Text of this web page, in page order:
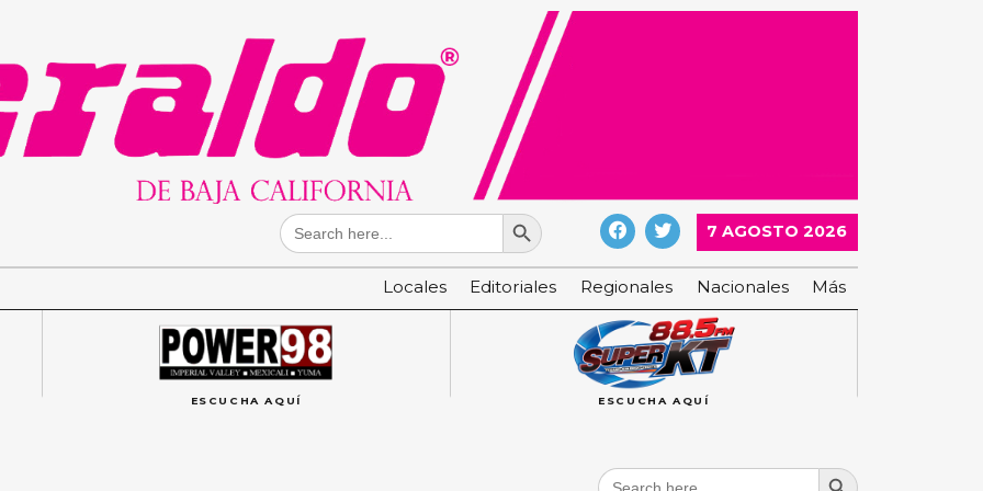
Search
for:
Search Button
7 AGOSTO 2026
Locales Editoriales Regionales Nacionales Más
ESCUCHA AQUÍ ESCUCHA AQUÍ
Search
Search Button